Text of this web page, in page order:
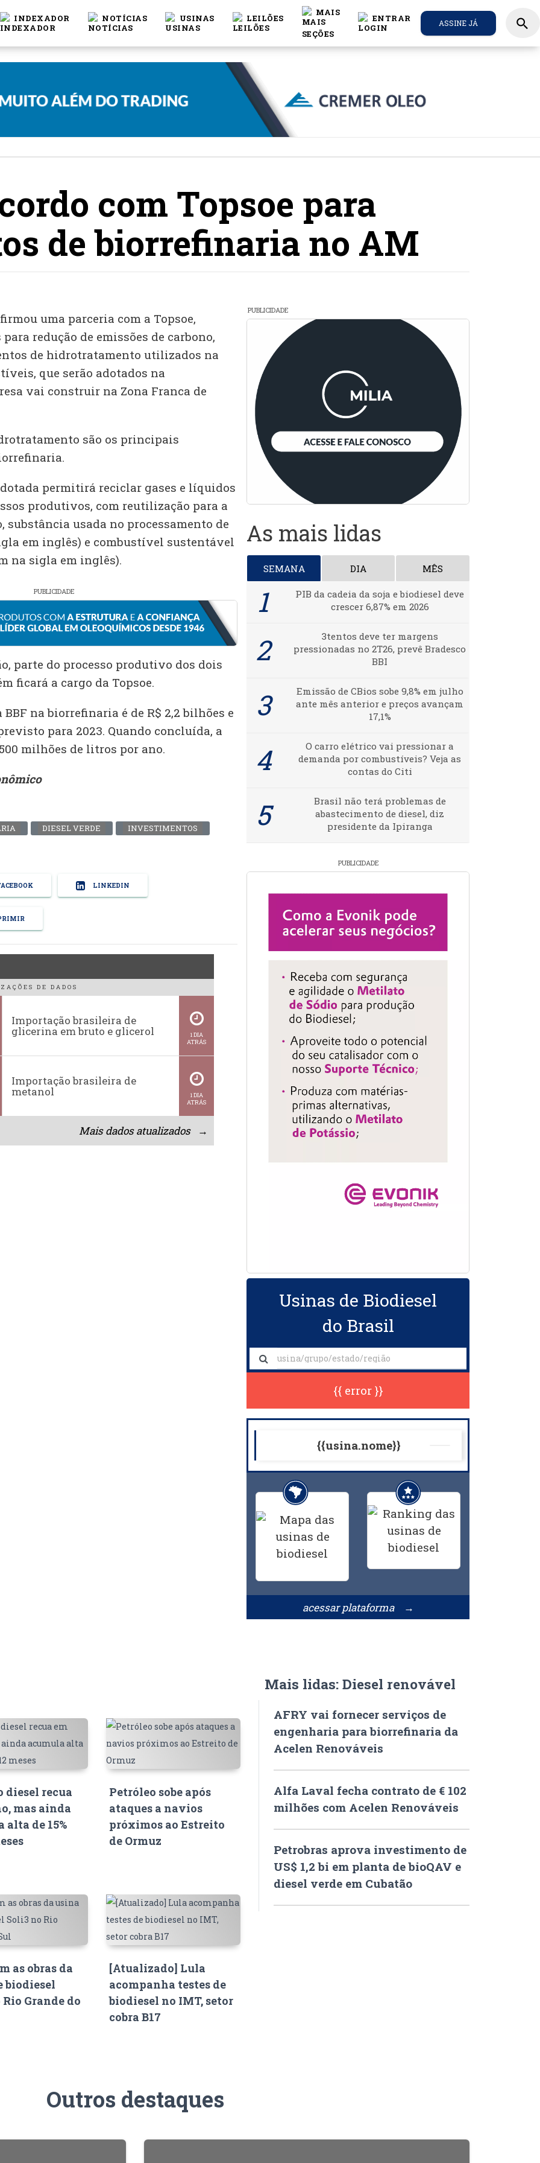
INDEXADOR NOTÍCIAS USINAS LEILÕES
MAIS
ENTRAR ASSINE JÁ search
com Topsoe para
de biorrefinaria no AM
uma parceria com a Topsoe,
redução de emissões de carbono,
de hidrotratamento utilizados na
que serão adotados na
vai construir na Zona Franca de
são os principais
permitirá reciclar gases e líquidos
produtivos, com reutilização para a
substância usada no processamento de
em inglês) e combustível sustentável
na sigla em inglês).
PUBLICIDADE
parte do processo produtivo dos dois
ficará a cargo da Topsoe.
na biorrefinaria é de R$ 2,2 bilhões e
para 2023. Quando concluída, a
milhões de litros por ano.
DIESEL VERDE
INVESTIMENTOS
LINKEDIN
DE DADOS
Importação brasileira de
glicerina em bruto e glicerol
1 DIA
ATRÁS
Importação brasileira de
metanol
1 DIA
ATRÁS
Mais dados atualizados →
PUBLICIDADE
As mais lidas
SEMANA DIA MÊS
PIB da cadeia da soja e biodiesel deve
crescer 6,87% em 2026
3tentos deve ter margens
pressionadas no 2T26, prevê Bradesco
BBI
Emissão de CBios sobe 9,8% em julho
ante mês anterior e preços avançam
17,1%
O carro elétrico vai pressionar a
demanda por combustíveis? Veja as
contas do Citi
Brasil não terá problemas de
abastecimento de diesel, diz
presidente da Ipiranga
PUBLICIDADE
Usinas de Biodiesel
do Brasil
{{ error }}
{{usina.nome}}
acessar plataforma →
diesel recua
mas ainda
alta de 15%
Petróleo sobe após
ataques a navios
próximos ao Estreito
de Ormuz
as obras da
biodiesel
Grande do
[Atualizado] Lula
acompanha testes de
biodiesel no IMT, setor
cobra B17
Mais lidas: Diesel renovável
AFRY vai fornecer serviços de
engenharia para biorrefinaria da
Acelen Renováveis
Alfa Laval fecha contrato de € 102
milhões com Acelen Renováveis
Petrobras aprova investimento de
US$ 1,2 bi em planta de bioQAV e
diesel verde em Cubatão
Outros destaques